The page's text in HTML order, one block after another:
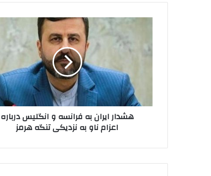
فرانسه
ناو
هرمز
هشدار ایران به فرانسه و انگلیس درباره
اعزام ناو به نزدیکی تنگه هرمز